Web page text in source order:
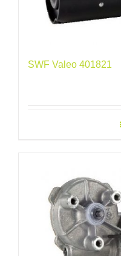
SWF Valeo 401821